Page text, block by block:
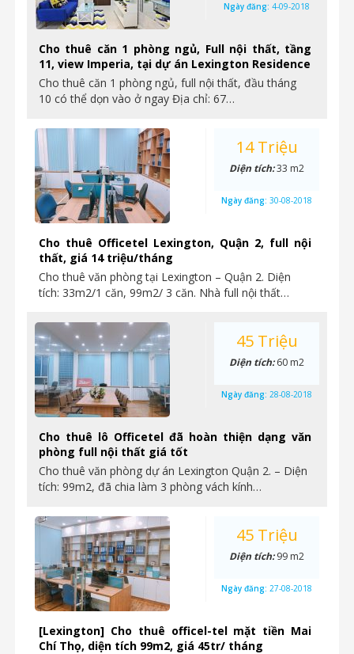
Cho thuê căn 1 phòng ngủ, Full nội thất, tầng
11, view Imperia, tại dự án Lexington Residence
Cho thuê căn 1 phòng ngủ, full nội thất, đầu tháng
10 có thể dọn vào ở ngay Địa chỉ: 67…
Ngày đăng: 4-09-2018
Cho thuê Officetel Lexington, Quận 2, full nội
thất, giá 14 triệu/tháng
Cho thuê văn phòng tại Lexington – Quận 2. Diện
tích: 33m2/1 căn, 99m2/ 3 căn. Nhà full nội thất…
14 Triệu
Diện tích:33 m2
Ngày đăng: 30-08-2018
Cho thuê lô Officetel đã hoàn thiện dạng văn
phòng full nội thất giá tốt
Cho thuê văn phòng dự án Lexington Quận 2. – Diện
tích: 99m2, đã chia làm 3 phòng vách kính…
45 Triệu
Diện tích:60 m2
Ngày đăng: 28-08-2018
[Lexington] Cho thuê officel-tel mặt tiền Mai
Chí Thọ, diện tích 99m2, giá 45tr/ tháng
45 Triệu
Diện tích:99 m2
Ngày đăng: 27-08-2018